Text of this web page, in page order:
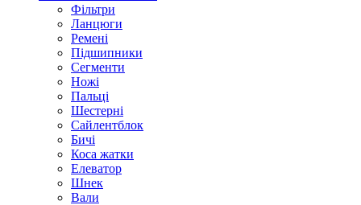
Фільтри
Ланцюги
Ремені
Підшипники
Сегменти
Ножі
Пальці
Шестерні
Сайлентблок
Бичі
Коса жатки
Елеватор
Шнек
Вали